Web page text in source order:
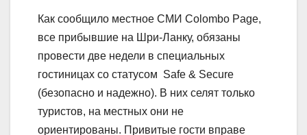
Как сообщило местное СМИ Colombo Page,
все прибывшие на Шри-Ланку, обязаны
провести две недели в специальных
гостиницах со статусом Safe & Secure
(безопасно и надежно). В них селят только
туристов, на местных они не
ориентированы. Привитые гости вправе